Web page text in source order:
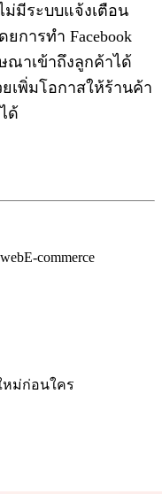
ม่มีระบบแจ้งเตือน
การทำ Facebook
ณาเข้าถึงลูกค้าได้
เพิ่มโอกาสให้ร้านค้า
ด้
E-commerce
หม่ก่อนใคร